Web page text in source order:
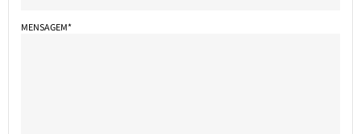
MENSAGEM*